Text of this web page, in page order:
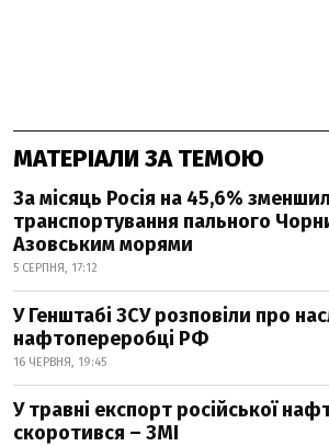
МАТЕРІАЛИ ЗА ТЕМОЮ
За місяць Росія на 45,6%
транспортування пального
Азовським морями
5 СЕРПНЯ, 17:12
У Генштабі ЗСУ розповіли про
нафтопереробці РФ
16 ЧЕРВНЯ, 19:45
У травні експорт російської
скоротився – ЗМІ